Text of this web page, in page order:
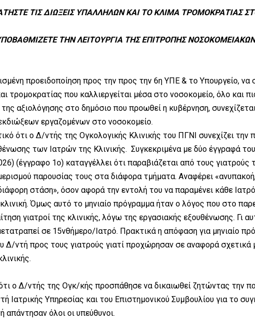
ΔΙΩΞΕΙΣ ΥΠΑΛΛΗΛΩΝ ΚΑΙ ΤΟ ΚΛΙΜΑ ΤΡΟΜΟΚΡΑΤΙΑΣ
ΤΗΝ ΛΕΙΤΟΥΡΓΙΑ ΤΗΣ ΕΠΙΤΡΟΠΗΣ ΝΟΣΟΚΟΜΕΙΑΚΩΝ
προειδοποίηση προς την προς την 6η ΥΠΕ & το Υπουργείο,
τρομοκρατίας που καλλιεργείται μέσα στο νοσοκομείο, όλο και
αξιολόγησης στο δημόσιο που προωθεί η κυβέρνηση,
εργαζομένων στο νοσοκομείο.
ότι ο Δ/ντής της Ογκολογικής Κλινικής του ΠΓΝΙ συνεχίζει την
των Ιατρών της Κλινικής. Συγκεκριμένα με δύο έγγραφά
(έγγραφο 1ο) καταγγέλλει ότι παραβιάζεται από τους γιατρούς
παρουσίας τους στα διάφορα τμήματα. Αναφέρει
στάση», όσον αφορά την εντολή του να παραμένει κάθε
Όμως αυτό το μηνιαίο πρόγραμμα ήταν ο λόγος που στο
γιατροί της κλινικής, λόγω της εργασιακής εξουθένωσης. Γι
σε 15νθήμερο/Ιατρό. Πρακτικά η απόφαση για μηνιαίο
Δ/ντή προς τους γιατρούς γιατί προχώρησαν σε αναφορά σχετικά
ότι ο Δ/ντής της Ογκ/κής προσπάθησε να δικαιωθεί ζητώντας την
Ιατρικής Υπηρεσίας και του Επιστημονικού Συμβουλίου για το
απάντησαν όλοι οι υπεύθυνοι.